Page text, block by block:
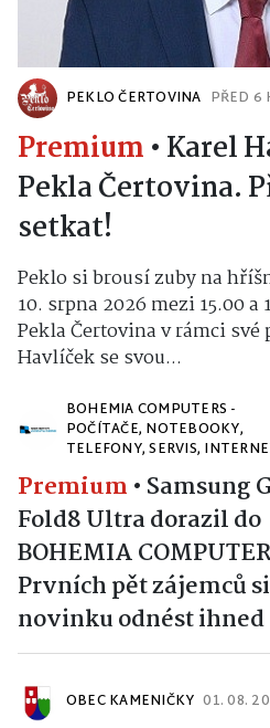
PEKLO ČERTOVINA PŘED 6
Premium • Karel
Pekla Čertovina.
setkat!
Peklo si brousí zuby na
10. srpna 2026 mezi 15.00
Pekla Čertovina v rámci své
Havlíček se svou...
BOHEMIA COMPUTERS -
POČÍTAČE, NOTEBOOKY,
TELEFONY, SERVIS,
Premium • Samsung
Fold8 Ultra dorazil do
BOHEMIA
Prvních pět zájemců
novinku odnést ihned
OBEC KAMENIČKY 01. 08.